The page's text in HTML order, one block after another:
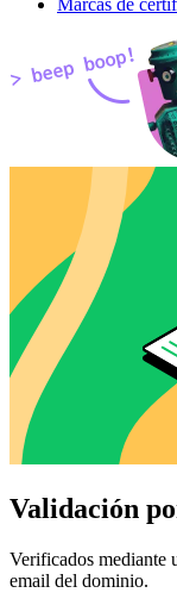
Marcas de
Validación
Verificados mediante
email del dominio.